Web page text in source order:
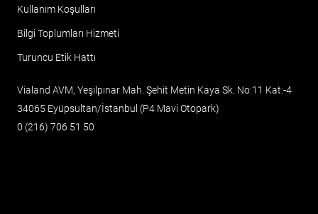
Kullanım Koşulları
Bilgi Toplumları Hizmeti
Turuncu Etik Hattı
Vialand AVM, Yeşilpınar Mah. Şehit Metin Kaya Sk. No:11 Kat:-4
34065 Eyüpsultan/İstanbul (P4 Mavi Otopark)
0 (216) 706 51 50